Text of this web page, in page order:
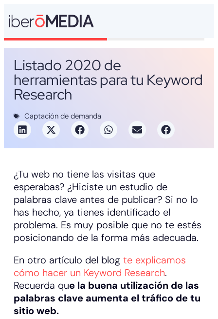
Listado 2020 de
herramientas para tu Keyword
Research
Captación de demanda
¿Tu web no tiene las visitas que
esperabas? ¿Hiciste un estudio de
palabras clave antes de publicar? Si no lo
has hecho, ya tienes identificado el
problema. Es muy posible que no te estés
posicionando de la forma más adecuada.
En otro artículo del blog te explicamos
cómo hacer un Keyword Research.
Recuerda que la buena utilización de las
palabras clave aumenta el tráfico de tu
sitio web.